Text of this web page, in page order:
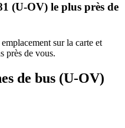
(U-OV) le plus près de
sur la carte et
près de vous.
de bus (U-OV)